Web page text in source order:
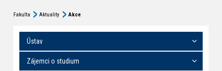
Fakulta Aktuality Akce
Ústav
Zájemci o studium